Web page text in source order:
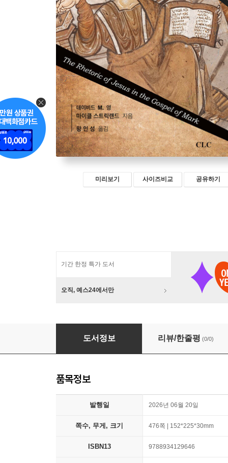
미리보기 사이즈비교 공유하기
기간 한정 특가 도서
오직, 예스24에서만
마가복음 속 예수님의 수사학
도서정보 리뷰/한줄평 (0/0)
품목정보
발행일 2026년 06월 20일
쪽수, 무게, 크기 476쪽 | 152*225*30mm
ISBN13 9788934129646